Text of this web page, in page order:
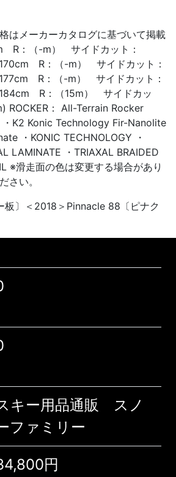
はメーカーカタログに基づいて掲載
R：（-m） サイドカット：
R：（-m） サイドカット：
R：（-m） サイドカット：
R：（15m） サイドカッ
ROCKER： All-Terrain Rocker
・K2 Konic Technology Fir-Nanolite
・KONIC TECHNOLOGY ・
LAMINATE ・TRIAXAL BRAIDED
※滑走面の色は変更する場合があり
さい。
板〕＜2018＞Pinnacle 88〔ピナク
キー用品通販 スノ
ファミリー
円